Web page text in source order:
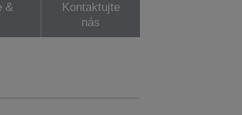
&
Kontaktujte
nás